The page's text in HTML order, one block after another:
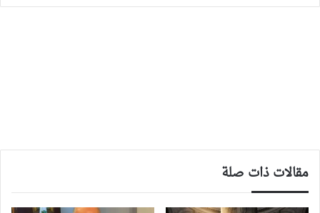
مقالات ذات صلة